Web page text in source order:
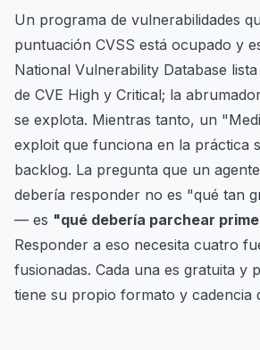
Un programa de vulnerabilidades
puntuación CVSS está ocupado y
National Vulnerability Database
de CVE High y Critical; la
se explota. Mientras tanto, un
exploit que funciona en la práctica
backlog. La pregunta que un
debería responder no es "qué tan
— es "qué debería parchear
Responder a eso necesita cuatro
fusionadas. Cada una es gratuita y
tiene su propio formato y cadencia